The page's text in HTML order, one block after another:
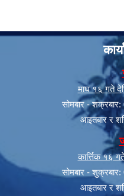
माघ १६ गते
सोमबार -
आइतबार र
कार्त्तिक १६
सोमबार -
आइतबार र